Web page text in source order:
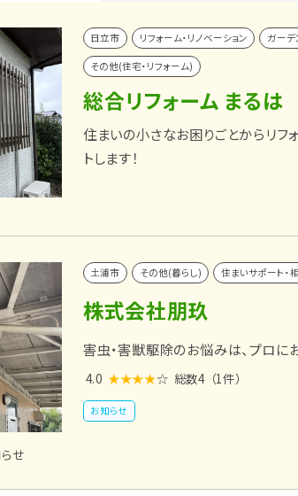
日立市 リフォーム・リノベーション ガーデ
その他(住宅・リフォーム)
総合リフォーム まるは
住まいの小さなお困りごとからリフ
トします！
土浦市 その他(暮らし) 住まいサポート・
株式会社朋玖
害虫・害獣駆除のお悩みは、プロに
4.0 ★★★★☆ 総数4 （1件）
お知らせ
せ